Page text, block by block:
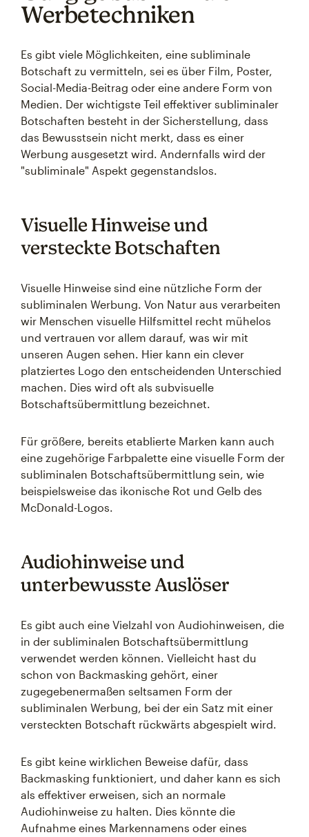
Werbetechniken
Es gibt viele Möglichkeiten, eine subliminale
Botschaft zu vermitteln, sei es über Film, Poster,
Social-Media-Beitrag oder eine andere Form von
Medien. Der wichtigste Teil effektiver subliminaler
Botschaften besteht in der Sicherstellung, dass
das Bewusstsein nicht merkt, dass es einer
Werbung ausgesetzt wird. Andernfalls wird der
"subliminale" Aspekt gegenstandslos.
Visuelle Hinweise und
versteckte Botschaften
Visuelle Hinweise sind eine nützliche Form der
subliminalen Werbung. Von Natur aus verarbeiten
wir Menschen visuelle Hilfsmittel recht mühelos
und vertrauen vor allem darauf, was wir mit
unseren Augen sehen. Hier kann ein clever
platziertes Logo den entscheidenden Unterschied
machen. Dies wird oft als subvisuelle
Botschaftsübermittlung bezeichnet.
Für größere, bereits etablierte Marken kann auch
eine zugehörige Farbpalette eine visuelle Form der
subliminalen Botschaftsübermittlung sein, wie
beispielsweise das ikonische Rot und Gelb des
McDonald-Logos.
Audiohinweise und
unterbewusste Auslöser
Es gibt auch eine Vielzahl von Audiohinweisen, die
in der subliminalen Botschaftsübermittlung
verwendet werden können. Vielleicht hast du
schon von Backmasking gehört, einer
zugegebenermaßen seltsamen Form der
subliminalen Werbung, bei der ein Satz mit einer
versteckten Botschaft rückwärts abgespielt wird.
Es gibt keine wirklichen Beweise dafür, dass
Backmasking funktioniert, und daher kann es sich
als effektiver erweisen, sich an normale
Audiohinweise zu halten. Dies könnte die
Aufnahme eines Markennamens oder eines